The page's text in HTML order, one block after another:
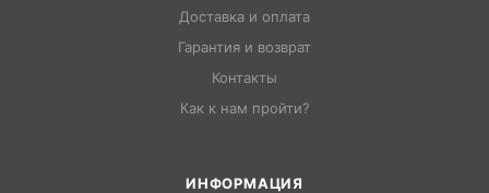
Доставка и оплата
Гарантия и возврат
Контакты
Как к нам пройти?
ИНФОРМАЦИЯ